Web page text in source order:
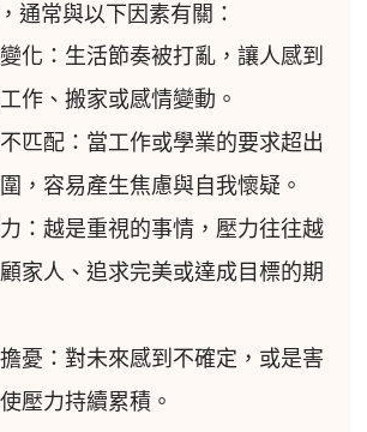
通常與以下因素有關：
化：生活節奏被打亂，讓人感到
作、搬家或感情變動。
匹配：當工作或學業的要求超出
，容易產生焦慮與自我懷疑。
：越是重視的事情，壓力往往越
家人、追求完美或達成目標的期
憂：對未來感到不確定，或是害
壓力持續累積。